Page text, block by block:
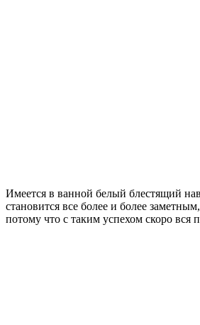
Имеется в ванной белый блестящий
становится все более и более
потому что с таким успехом скоро вся